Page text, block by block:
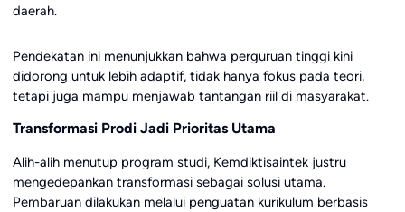
daerah.
Pendekatan ini menunjukkan bahwa perguruan tinggi kini
didorong untuk lebih adaptif, tidak hanya fokus pada teori,
tetapi juga mampu menjawab tantangan riil di masyarakat.
Transformasi Prodi Jadi Prioritas Utama
Alih-alih menutup program studi, Kemdiktisaintek justru
mengedepankan transformasi sebagai solusi utama.
Pembaruan dilakukan melalui penguatan kurikulum berbasis